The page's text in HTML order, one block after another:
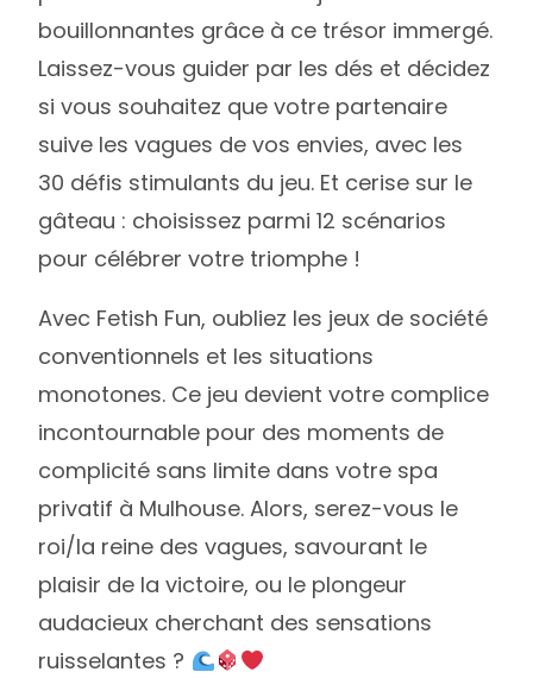
bouillonnantes grâce à ce trésor immergé.
Laissez-vous guider par les dés et décidez
si vous souhaitez que votre partenaire
suive les vagues de vos envies, avec les
30 défis stimulants du jeu. Et cerise sur le
gâteau : choisissez parmi 12 scénarios
pour célébrer votre triomphe !
Avec Fetish Fun, oubliez les jeux de société
conventionnels et les situations
monotones. Ce jeu devient votre complice
incontournable pour des moments de
complicité sans limite dans votre spa
privatif à Mulhouse. Alors, serez-vous le
roi/la reine des vagues, savourant le
plaisir de la victoire, ou le plongeur
audacieux cherchant des sensations
ruisselantes ?